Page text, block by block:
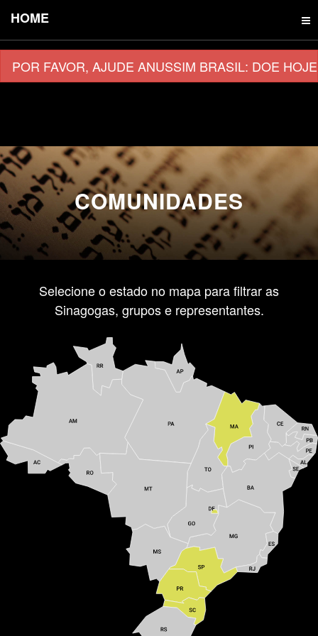
HOME
POR FAVOR, AJUDE ANUSSIM BRASIL: DOE
COMUNIDADES
Selecione o estado no mapa para filtrar as
Sinagogas, grupos e representantes.